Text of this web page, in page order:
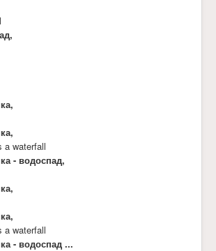
a waterfall
- водоспад,
a waterfall
- водоспад ...